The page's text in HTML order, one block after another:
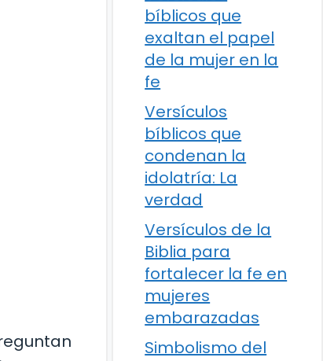
bíblicos que
exaltan el papel
de la mujer en la
fe
Versículos
bíblicos que
condenan la
idolatría: La
verdad
Versículos de la
Biblia para
fortalecer la fe en
mujeres
embarazadas
Simbolismo del